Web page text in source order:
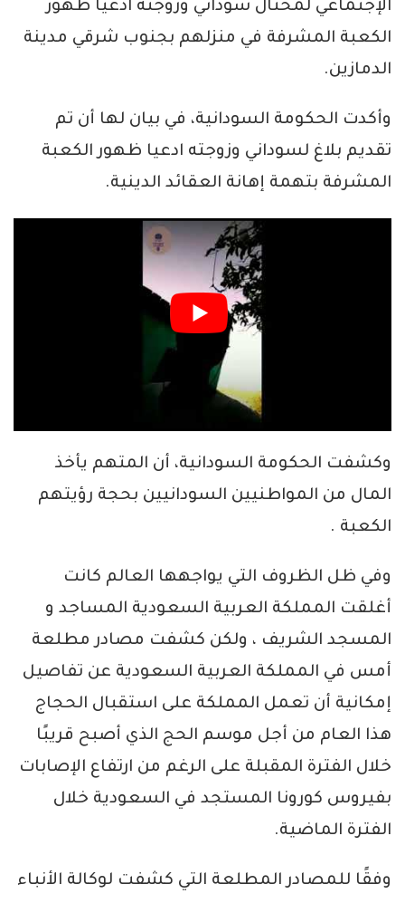
الإجتماعي لمحتال سوداني وزوجته ادعيا ظهور
الكعبة المشرفة في منزلهم بجنوب شرقي مدينة
الدمازين.
وأكدت الحكومة السودانية، في بيان لها أن تم
تقديم بلاغ لسوداني وزوجته ادعيا ظهور الكعبة
المشرفة بتهمة إهانة العقائد الدينية.
وكشفت الحكومة السودانية، أن المتهم يأخذ
المال من المواطنيين السودانيين بحجة رؤيتهم
الكعبة .
وفي ظل الظروف التي يواجهها العالم كانت
أغلقت المملكة العربية السعودية المساجد و
المسجد الشريف ، ولكن كشفت مصادر مطلعة
أمس في المملكة العربية السعودية عن تفاصيل
إمكانية أن تعمل المملكة على استقبال الحجاج
هذا العام من أجل موسم الحج الذي أصبح قريبًا
خلال الفترة المقبلة على الرغم من ارتفاع الإصابات
بفيروس كورونا المستجد في السعودية خلال
الفترة الماضية.
وفقًا للمصادر المطلعة التي كشفت لوكالة الأنباء